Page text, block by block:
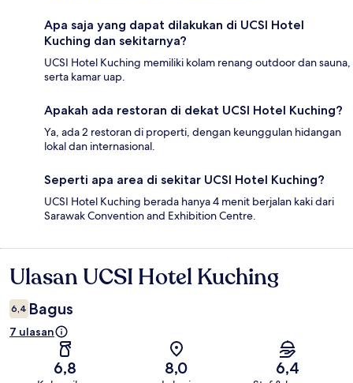
Apa saja yang dapat dilakukan di UCSI Hotel
Kuching dan sekitarnya?
UCSI Hotel Kuching memiliki kolam renang outdoor dan sauna,
serta kamar uap.
Apakah ada restoran di dekat UCSI Hotel Kuching?
Ya, ada 2 restoran di properti, dengan keunggulan hidangan
lokal dan internasional.
Seperti apa area di sekitar UCSI Hotel Kuching?
UCSI Hotel Kuching berada hanya 4 menit berjalan kaki dari
Sarawak Convention and Exhibition Centre.
Ulasan
Ulasan UCSI Hotel Kuching
6,4 Bagus
7 ulasan
6,8 8,0 6,4